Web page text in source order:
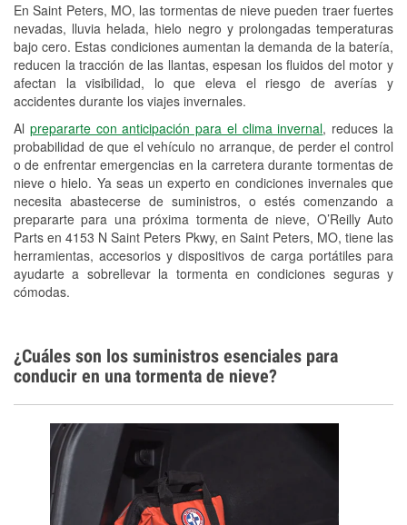
En Saint Peters, MO, las tormentas de nieve pueden traer fuertes
nevadas, lluvia helada, hielo negro y prolongadas temperaturas
bajo cero. Estas condiciones aumentan la demanda de la batería,
reducen la tracción de las llantas, espesan los fluidos del motor y
afectan la visibilidad, lo que eleva el riesgo de averías y
accidentes durante los viajes invernales.
Al prepararte con anticipación para el clima invernal, reduces la
probabilidad de que el vehículo no arranque, de perder el control
o de enfrentar emergencias en la carretera durante tormentas de
nieve o hielo. Ya seas un experto en condiciones invernales que
necesita abastecerse de suministros, o estés comenzando a
prepararte para una próxima tormenta de nieve, O’Reilly Auto
Parts en 4153 N Saint Peters Pkwy, en Saint Peters, MO, tiene las
herramientas, accesorios y dispositivos de carga portátiles para
ayudarte a sobrellevar la tormenta en condiciones seguras y
cómodas.
Programa de Préstamo de
Herramientas
Rectificación de tambores y discos de
freno
Snowstorm Supplies
Tornado Supplies
Conoce más
¿Cuáles son los suministros esenciales para
conducir en una tormenta de nieve?